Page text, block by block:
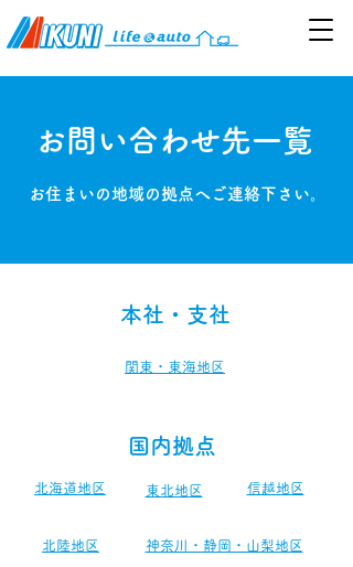
​お問い合わせ先一覧
お住まいの地域の拠点へご連絡下さい。
本社・支社
関東・東海地区
国内拠点
​北海道地区
​北陸地区
​東北地区 ​信越地区
​神奈川・静岡・山梨地区